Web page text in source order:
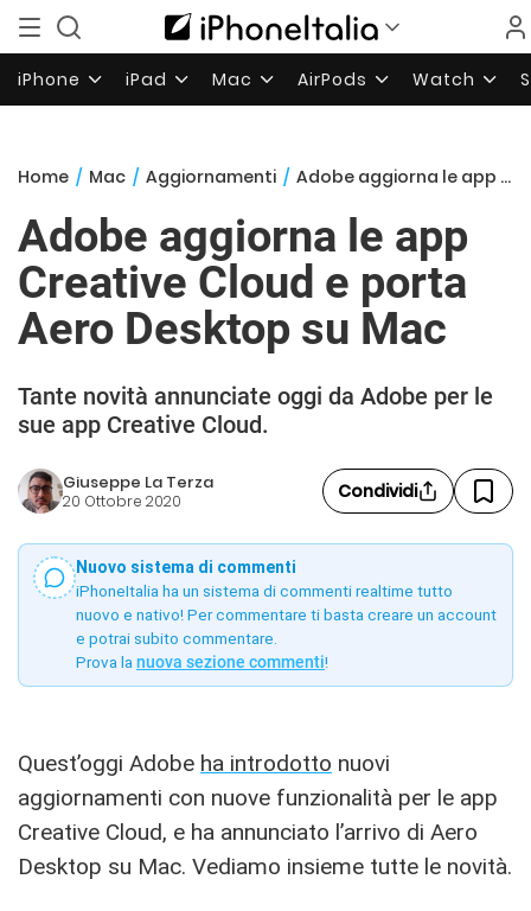
iPhone iPad Mac AirPods Watch
Home / Mac / Aggiornamenti / Adobe aggiorna le app Creative Cloud e porta Aero Desktop su Mac
Adobe aggiorna le app
Creative Cloud e porta
Aero Desktop su Mac
Tante novità annunciate oggi da Adobe per le
sue app Creative Cloud.
Giuseppe La Terza
20 Ottobre 2020 Condividi
Nuovo sistema di commenti
iPhoneItalia ha un sistema di commenti realtime tutto
nuovo e nativo! Per commentare ti basta creare un account
e potrai subito commentare.
Prova la nuova sezione commenti!
Quest’oggi Adobe ha introdotto nuovi
aggiornamenti con nuove funzionalità per le app
Creative Cloud, e ha annunciato l’arrivo di Aero
Desktop su Mac. Vediamo insieme tutte le novità.